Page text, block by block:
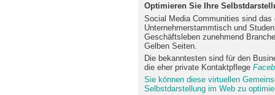
Optimieren Sie Ihre
Social Media Communities sind das
Unternehmerstammtisch und
Geschäftsleben zunehmend
Gelben Seiten.
Die bekanntesten sind für den
die eher private Kontaktpflege
Sie können diese virtuellen
Selbstdarstellung im Web zu